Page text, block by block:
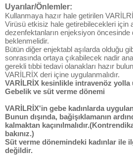
Uyarılar/Önlemler:
Kullanmaya hazır hale getirilen
Virüsü etkisiz hale getirebilecekleri için
dezenfektanların enjeksiyon öncesinde
beklenmelidir.
Bütün diğer enjektabl aşılarda olduğu
sonrasında ortaya çıkabilecek nadir
gerekli tıbbi tedavi olanakları hazır
VARİLRİX deri içine uygulanmalıdır.
VARİLRİX kesinlikle intravenöz yolla
Gebelik ve süt verme dönemi
VARİLRİX'in gebe kadınlarda
Bunun dışında, bağişıklamanın
kalmaktan kaçınılmalıdır.(
bakınız.)
Süt verme dönemindeki kadınlar ile
değildir.